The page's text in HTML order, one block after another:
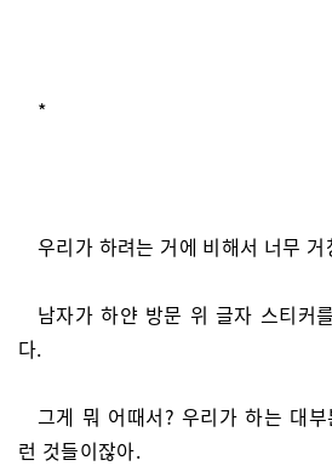
*
우리가 하려는 거에 비해서 너무
남자가 하얀 방문 위 글자 스티커
다.
그게 뭐 어때서? 우리가 하는 대
런 것들이잖아.